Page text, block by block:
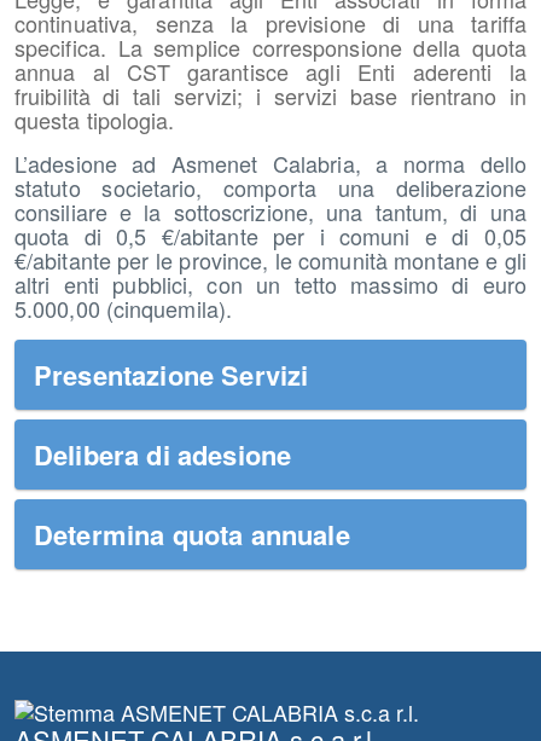
continuativa, senza la previsione di una tariffa
specifica. La semplice corresponsione della quota
annua al CST garantisce agli Enti aderenti la
fruibilità di tali servizi; i servizi base rientrano in
questa tipologia.
L’adesione ad Asmenet Calabria, a norma dello
statuto societario, comporta una deliberazione
consiliare e la sottoscrizione, una tantum, di una
quota di 0,5 €/abitante per i comuni e di 0,05
€/abitante per le province, le comunità montane e gli
altri enti pubblici, con un tetto massimo di euro
5.000,00 (cinquemila).
Presentazione Servizi
Delibera di adesione
Determina quota annuale